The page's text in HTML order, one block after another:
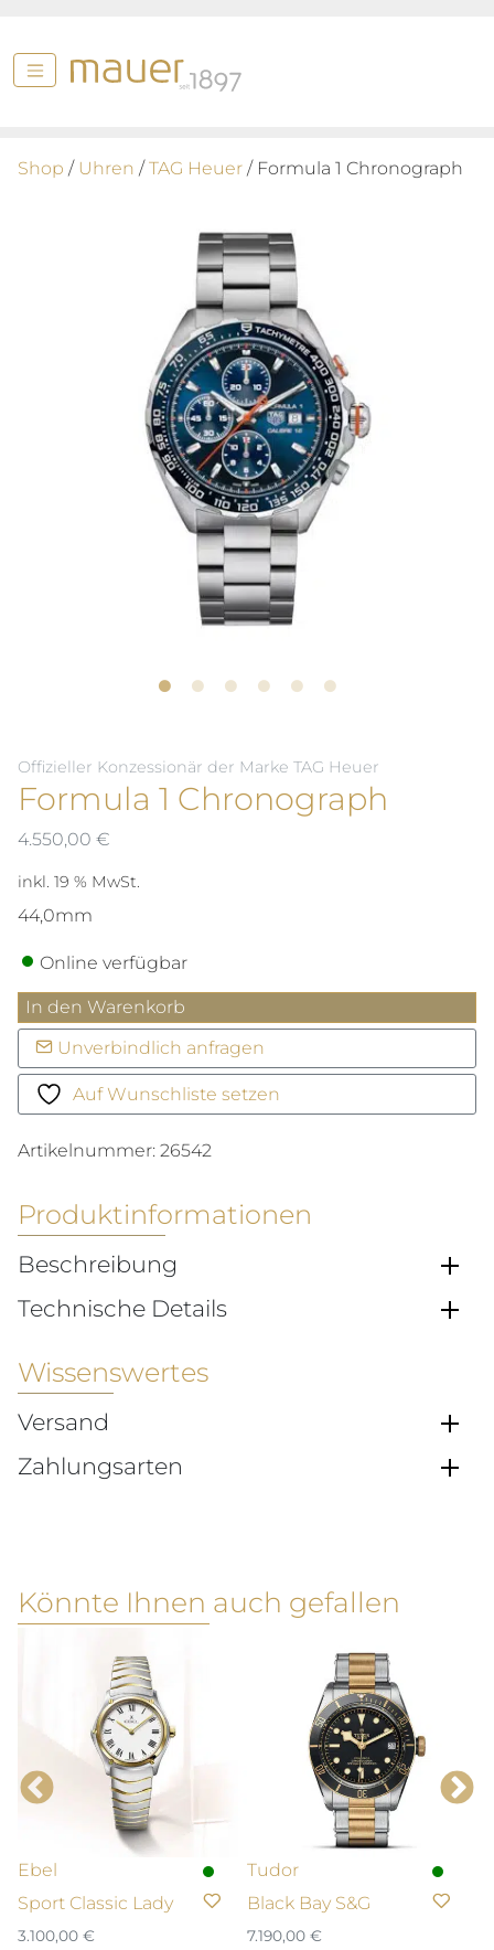
Shop / Uhren /TAG Heuer / Formula 1 Chronograph
Offizieller Konzessionär der Marke TAG Heuer
Formula 1 Chronograph
4.550,00 €
inkl. 19 % MwSt.
44,0mm
Online verfügbar
Formula
1
Chronograph
Menge
In den Warenkorb
Unverbindlich anfragen
Auf Wunschliste setzen
Artikelnummer: 26542
Produktinformationen
Beschreibung
Technische Details
Wissenswertes
Versand
Zahlungsarten
Könnte Ihnen auch gefallen
Ebel
Sport Classic Lady
3.100,00 €
Tudor
Black Bay S&G
7.190,00 €